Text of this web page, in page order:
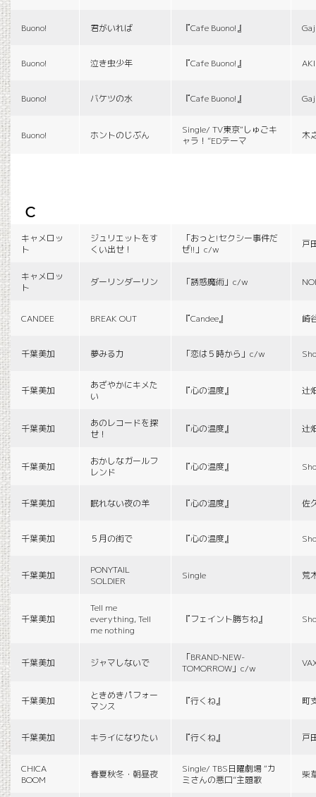
Buono! 君がいれば 『Cafe Buono!』
Buono! 泣き虫少年 『Cafe Buono!』
Buono! バケツの水 『Cafe Buono!』
Buono! ホントのじぶん
Single/ TV東京“しゅごキ
ャラ！”EDテーマ
木
c
キャメロッ
ト
ジュリエットをす
くい出せ！
「おっと!セクシー事件だ
ぜ!!」c/w
戸
キャメロッ
ト
ダーリンダーリン 「誘惑魔術」c/w
CANDEE BREAK OUT 『Candee』 崎
千葉美加 夢みる力 「恋は５時から」c/w
千葉美加
あざやかにキメた
い
『心の温度』 辻
千葉美加
あのレコードを探
せ！
『心の温度』 辻
千葉美加
おかしなガールフ
レンド
『心の温度』
千葉美加 眠れない夜の羊 『心の温度』 佐
千葉美加 ５月の街で 『心の温度』
千葉美加
PONYTAIL
SOLDIER
Single 荒
千葉美加
Tell me
everything, Tell
me nothing
『フェイント勝ちね』
千葉美加 ジャマしないで
「BRAND-NEW-
TOMORROW」c/w
千葉美加
ときめきパフォー
マンス
『行くね』 町
千葉美加 キライになりたい 『行くね』 戸
CHICA
BOOM
春夏秋冬・朝昼夜
Single/ TBS日曜劇場 “カ
ミさんの悪口”主題歌
柴